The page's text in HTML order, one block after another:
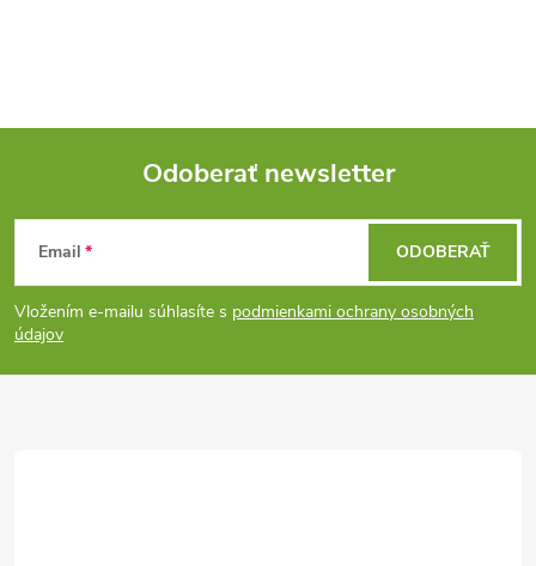
Z
á
p
Odoberať newsletter
Email
Vložením e-mailu súhlasíte s podmienkami ochrany osobných
údajov
ODOBERAŤ